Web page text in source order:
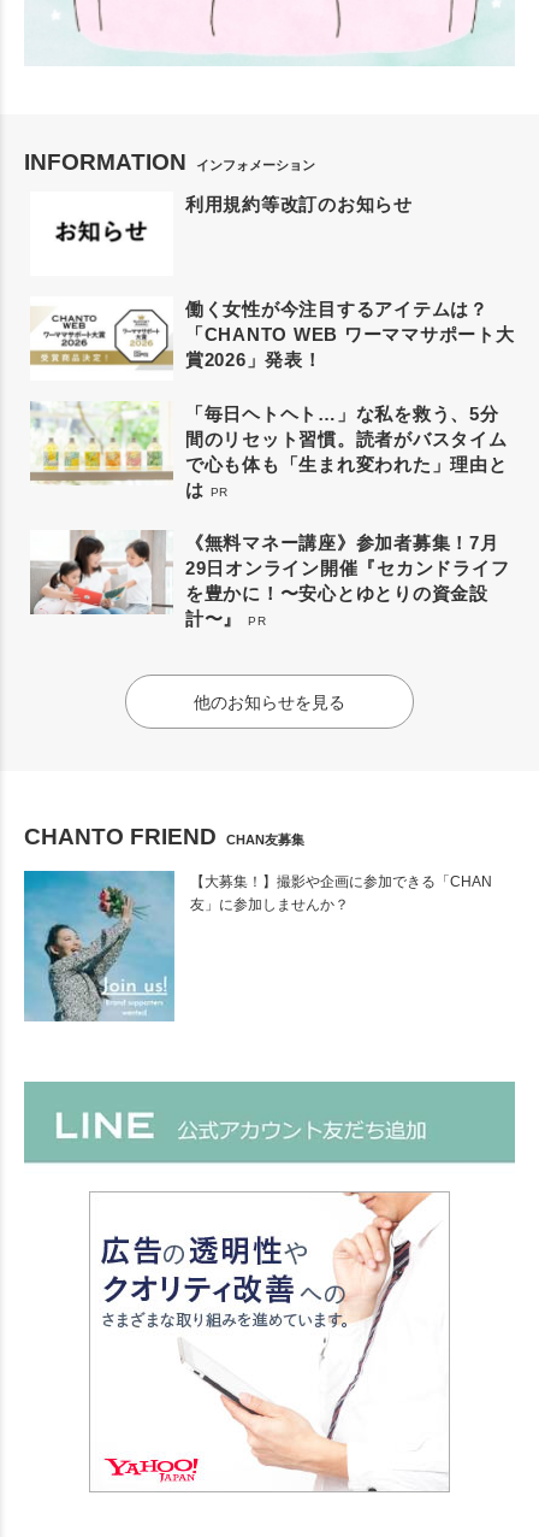
INFORMATION インフォメーション
利用規約等改訂のお知らせ
働く女性が今注目するアイテムは？
「CHANTO WEB ワーママサポート大
賞2026」発表！
「毎日ヘトヘト…」な私を救う、5分
間のリセット習慣。読者がバスタイム
で心も体も「生まれ変われた」理由と
は PR
《無料マネー講座》参加者募集！7月
29日オンライン開催『セカンドライフ
を豊かに！〜安心とゆとりの資金設
計〜』
PR
他のお知らせを見る
CHANTO FRIEND CHAN友募集
【大募集！】撮影や企画に参加できる「CHAN
友」に参加しませんか？